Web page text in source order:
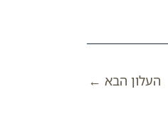
העלון הבא ←